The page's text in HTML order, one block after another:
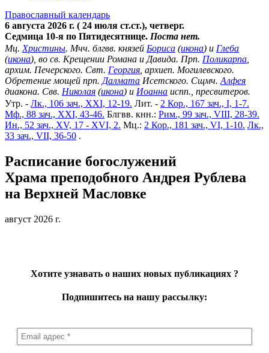
Православный календарь
6 августа 2026 г. ( 24 июля ст.ст.), четверг.
Седмица 10-я по Пятидесятнице. Поста нет.
Мц. Христины. Мчч. блгвв. князей Бориса (икона) и Глеба
(икона), во св. Крещении Романа и Давида. Прп. Поликарпа
архим. Печерского. Свт. Георгия , архиеп. Могилевского.
Обретение мощей прп. Далмата Исетского. Сщмч. Алфея
диакона. Свв. Николая (икона) и Иоанна испп., пресвитеров.
Утр. - Лк., 106 зач., XXI, 12-19. Лит. - 2 Кор., 167 зач., I, 1-7.
Мф., 88 зач., XXI, 43-46. Блгвв. кнн.: Рим., 99 зач., VIII, 28-39.
Ин., 52 зач., XV, 17 - XVI, 2. Мц.: 2 Кор., 181 зач., VI, 1-10. Лк.,
33 зач., VII, 36-50 .
Расписание богослужений
Храма преподобного Андрея Рублева
на Верхней Масловке
август 2026 г.
Хотите узнавать о наших новых публикациях ?
Подпишитесь на нашу рассылку: